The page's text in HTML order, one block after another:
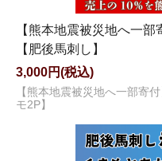
【熊本地震被災地へ一
【肥後馬刺し】
3,000円(税込)
【熊本地震被災地へ一部寄
モ2P】